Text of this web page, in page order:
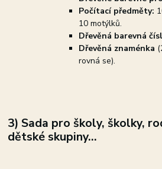
Počítací předměty:
10 motýlků.
Dřevěná barevná
Dřevěná znaménka
rovná se).
3) Sada pro školy, školky,
dětské skupiny...